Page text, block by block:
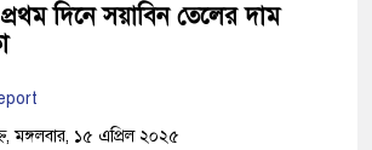
প্রথম দিনে সয়াবিন তেলের দাম
মঙ্গলবার, ১৫ এপ্রিল ২০২৫